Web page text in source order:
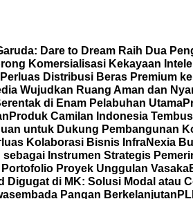
Dare to Dream Raih Dua
Komersialisasi Kekayaan
Distribusi Beras Premium ke
Wujudkan Ruang Aman dan
di Enam Pelabuhan Utama
Produk Camilan Indonesia
untuk Dukung Pembangunan
Kolaborasi Bisnis InfraNexia
Instrumen Strategis
Proyek Unggulan Vasaka
Digugat di MK: Solusi Modal atau
Pangan Berkelanjutan